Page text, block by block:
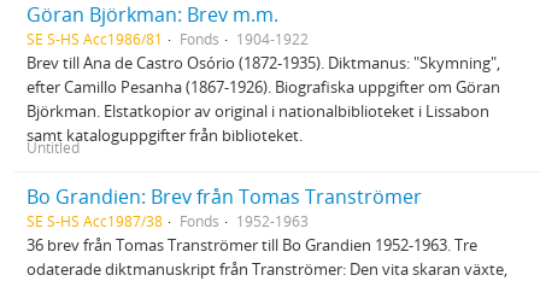
Göran Björkman: Brev m.m.
SE S-HS Acc1986/81 Fonds 1904-1922
Brev till Ana de Castro Osório (1872-1935). Diktmanus: "Skymning",
efter Camillo Pesanha (1867-1926). Biografiska uppgifter om Göran
Björkman. Elstatkopior av original i nationalbiblioteket i Lissabon
samt kataloguppgifter från biblioteket.
Untitled
Bo Grandien: Brev från Tomas Tranströmer
SE S-HS Acc1987/38 Fonds 1952-1963
36 brev från Tomas Tranströmer till Bo Grandien 1952-1963. Tre
odaterade diktmanuskript från Tranströmer: Den vita skaran växte,